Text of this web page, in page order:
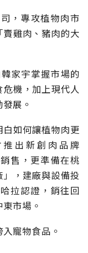
，專攻植物肉市
雞肉、豬肉的大
家宇掌握市場的
機，加上現代人
展。
如何讓植物肉更
出新創肉品牌
售，更準備在桃
，建廠與設備投
拉認證，銷往回
市場。
寵物食品。